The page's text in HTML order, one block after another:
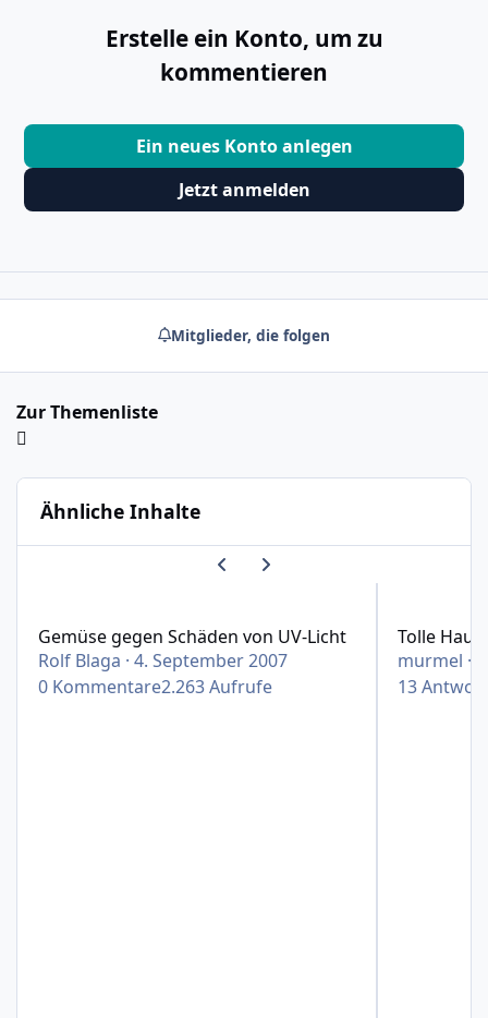
Erstelle ein Konto, um zu
kommentieren
Ein neues Konto anlegen
Jetzt anmelden
Mitglieder, die folgen
Zur Themenliste
Ähnliche Inhalte
Vorherige Karussell-Folie
Nächste Karussell-Folie
Gemüse gegen Schäden von UV-Licht
Rolf Blaga ·4. September 2007
0 Kommentare2.263Aufrufe
Tolle
murmel ·
13